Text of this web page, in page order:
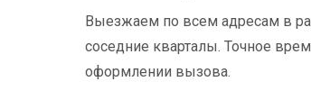
Выезжаем по всем адресам в
соседние кварталы. Точное
оформлении вызова.